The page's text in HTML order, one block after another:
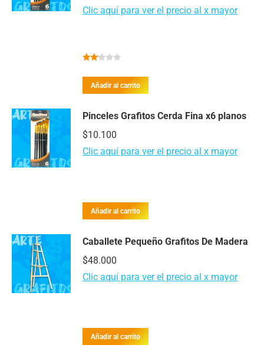
Clic aquí para ver el precio al x mayor
con
2.00
de 5
Añadir al carrito
Pinceles Grafitos Cerda Fina x6 planos
$10.100
Clic aquí para ver el precio al x mayor
Añadir al carrito
Caballete Pequeño Grafitos De Madera
$48.000
Clic aquí para ver el precio al x mayor
Añadir al carrito